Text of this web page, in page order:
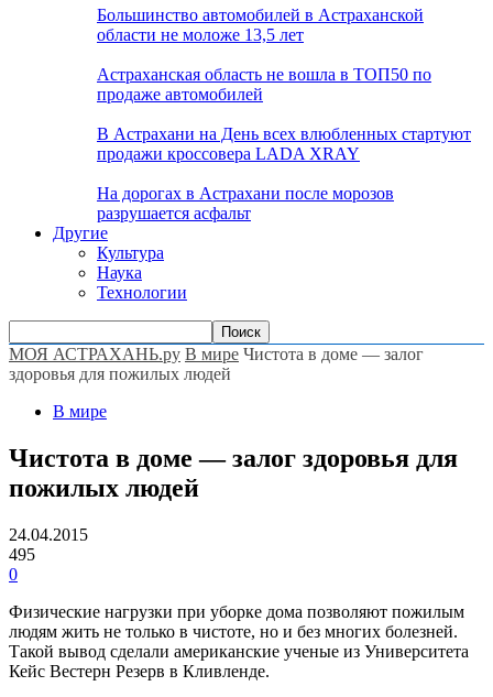
Большинство автомобилей в Астраханской
области не моложе 13,5 лет
Астраханская область не вошла в ТОП50 по
продаже автомобилей
В Астрахани на День всех влюбленных стартуют
продажи кроссовера LADA XRAY
На дорогах в Астрахани после морозов
разрушается асфальт
Другие
Культура
Наука
Технологии
МОЯ АСТРАХАНЬ.ру В мире Чистота в доме — залог
здоровья для пожилых людей
В мире
Чистота в доме — залог здоровья для
пожилых людей
24.04.2015
495
0
Физические нагрузки при уборке дома позволяют пожилым
людям жить не только в чистоте, но и без многих болезней.
Такой вывод сделали американские ученые из Университета
Кейс Вестерн Резерв в Кливленде.